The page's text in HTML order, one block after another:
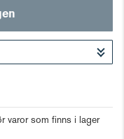
varor som finns i lager